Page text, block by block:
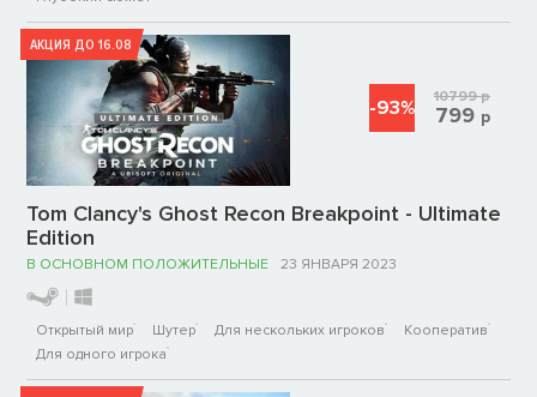
АКЦИЯ ДО 16.08
Tom Clancy's Ghost Recon Breakpoint - Ultimate
Edition
В ОСНОВНОМ ПОЛОЖИТЕЛЬНЫЕ 23 ЯНВАРЯ 2023
Открытый мир Шутер Для нескольких игроков
Кооператив
Для одного игрока
-93% 10799р
799 р